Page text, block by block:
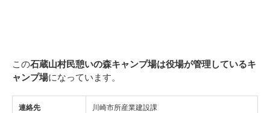
この石蔵山村民憩いの森キャンプ場は役場が管理しているキ
ャンプ場になっています。
連絡先 川崎市所産業建設課